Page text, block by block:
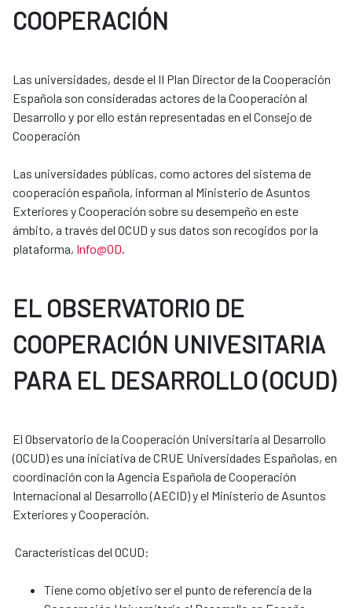
COOPERACIÓN
Las universidades, desde el II Plan Director de la Cooperación
Española son consideradas actores de la Cooperación al
Desarrollo y por ello están representadas en el Consejo de
Cooperación
Las universidades públicas, como actores del sistema de
cooperación española, informan al Ministerio de Asuntos
Exteriores y Cooperación sobre su desempeño en este
ámbito, a través del OCUD y sus datos son recogidos por la
plataforma, Info@OD.
EL OBSERVATORIO DE
COOPERACIÓN UNIVESITARIA
PARA EL DESARROLLO (OCUD)
El Observatorio de la Cooperación Universitaria al Desarrollo
(OCUD) es una iniciativa de CRUE Universidades Españolas, en
coordinación con la Agencia Española de Cooperación
Internacional al Desarrollo (AECID) y el Ministerio de Asuntos
Exteriores y Cooperación.
Características del OCUD:
Tiene como objetivo ser el punto de referencia de la